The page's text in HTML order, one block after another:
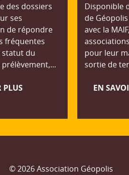
des dossiers
ses
de répondre
fréquentes
statut du
PLUS
Disponible
de
avec la
pour leur
sortie de
EN
© 2026 Association Géopolis